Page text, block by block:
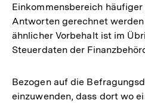
Einkommensbereich
Antworten gerechnet werden
ähnlicher Vorbehalt ist im
Steuerdaten der
Bezogen auf die
einzuwenden, dass dort wo